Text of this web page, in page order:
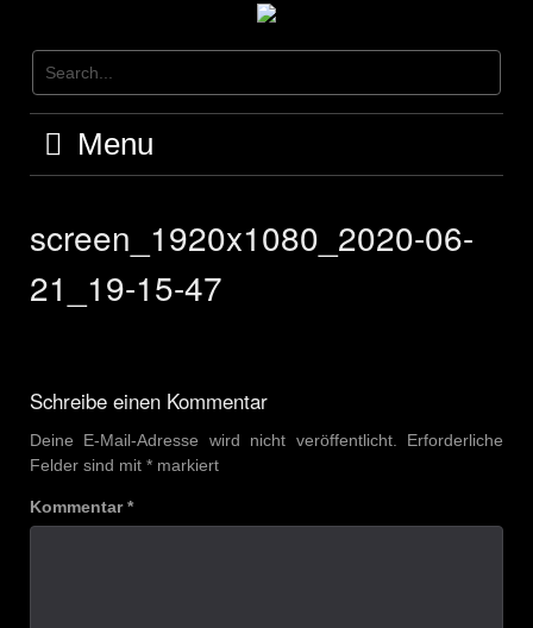
Menu
screen_1920x1080_2020-06-
21_19-15-47
Schreibe einen Kommentar
Deine E-Mail-Adresse wird nicht veröffentlicht.
Erforderliche
Felder sind mit * markiert
Kommentar*